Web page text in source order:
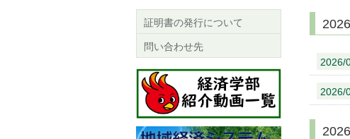
2026/
2026/
証明書の発行について
問い合わせ先